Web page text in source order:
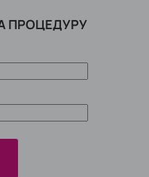
ПРОЦЕДУРУ